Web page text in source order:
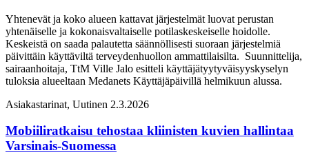
Yhtenevät ja koko alueen kattavat järjestelmät luovat perustan
yhtenäiselle ja kokonaisvaltaiselle potilaskeskeiselle hoidolle.
Keskeistä on saada palautetta säännöllisesti suoraan järjestelmiä
päivittäin käyttäviltä terveydenhuollon ammattilaisilta. Suunnittelija,
sairaanhoitaja, TtM Ville Jalo esitteli käyttäjätyytyväisyyskyselyn
tuloksia alueeltaan Medanets Käyttäjäpäivillä helmikuun alussa.
Asiakastarinat, Uutinen 2.3.2026
Mobiiliratkaisu tehostaa kliinisten kuvien hallintaa
Varsinais-Suomessa